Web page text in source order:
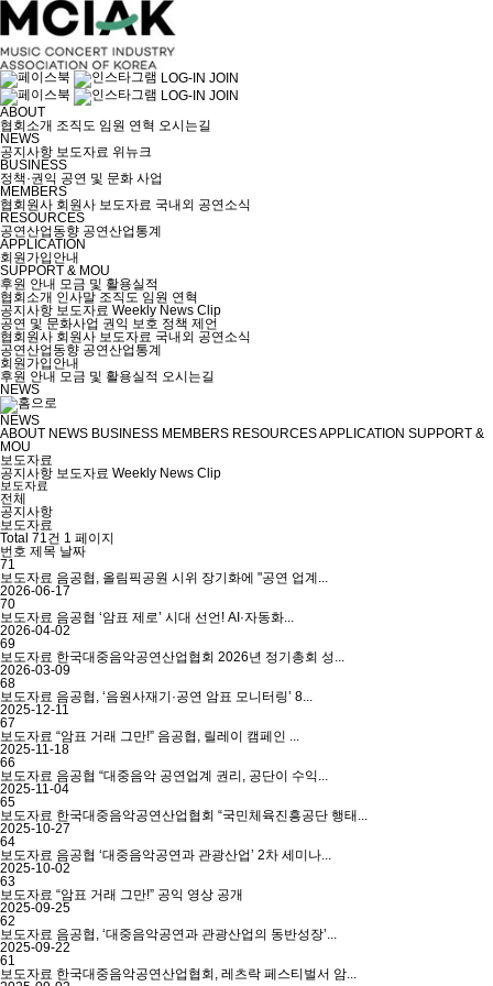
LOG-IN JOIN
LOG-IN JOIN
ABOUT
협회소개 조직도 임원 연혁 오시는길
NEWS
공지사항 보도자료 위뉴크
BUSINESS
정책·권익 공연 및 문화 사업
MEMBERS
협회원사 회원사 보도자료 국내외 공연소식
RESOURCES
공연산업동향 공연산업통계
APPLICATION
회원가입안내
SUPPORT & MOU
후원 안내 모금 및 활용실적
협회소개 인사말 조직도 임원 연혁
공지사항 보도자료 Weekly News Clip
공연 및 문화사업 권익 보호 정책 제언
협회원사 회원사 보도자료 국내외 공연소식
공연산업동향 공연산업통계
회원가입안내
후원 안내 모금 및 활용실적 오시는길
NEWS
NEWS
ABOUT NEWS BUSINESS MEMBERS RESOURCESAPPLICATION SUPPORT &
MOU
보도자료
공지사항 보도자료 Weekly News Clip
보도자료
전체
공지사항
보도자료
Total 71건 1 페이지
번호 제목 날짜
71
보도자료 음공협, 올림픽공원 시위 장기화에 "공연 업계...
2026-06-17
70
보도자료 음공협 ‘암표 제로’ 시대 선언! AI·자동화...
2026-04-02
69
보도자료 한국대중음악공연산업협회 2026년 정기총회 성...
2026-03-09
68
보도자료 음공협, ‘음원사재기·공연 암표 모니터링’ 8...
2025-12-11
67
보도자료 “암표 거래 그만!” 음공협, 릴레이 캠페인 ...
2025-11-18
66
보도자료 음공협 “대중음악 공연업계 권리, 공단이 수익...
2025-11-04
65
보도자료 한국대중음악공연산업협회 “국민체육진흥공단 행태...
2025-10-27
64
보도자료 음공협 ‘대중음악공연과 관광산업’ 2차 세미나...
2025-10-02
63
보도자료 “암표 거래 그만!” 공익 영상 공개
2025-09-25
62
보도자료 음공협, ‘대중음악공연과 관광산업의 동반성장’...
2025-09-22
61
보도자료 한국대중음악공연산업협회, 레츠락 페스티벌서 암...